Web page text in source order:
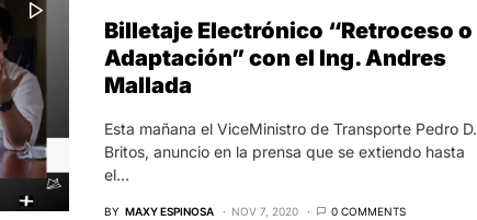
Billetaje Electrónico “Retroceso o
Adaptación” con el Ing. Andres
Mallada
Esta mañana el ViceMinistro de Transporte Pedro D.
Britos, anuncio en la prensa que se extiendo hasta
el…
BY MAXY ESPINOSA NOV 7, 2020 0 COMMENTS